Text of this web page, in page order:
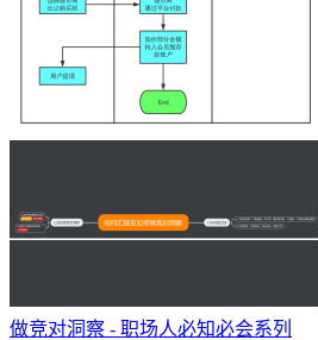
做竞对洞察 - 职场人必知必会系列